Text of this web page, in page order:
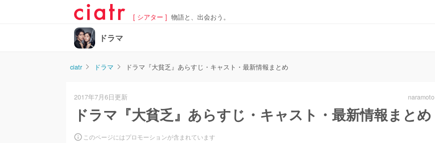
[ シアター ] 物語と、出会おう。
ドラマ
ciatr ドラマ ドラマ『大貧乏』あらすじ・キャスト・最新情報まとめ
2017年7月6日更新 naramoto
ドラマ『大貧乏』あらすじ・キャスト・最新情報まとめ
このページにはプロモーションが含まれています